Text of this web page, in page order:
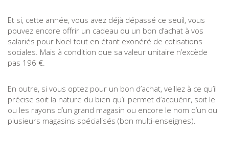
Et si, cette année, vous avez déjà dépassé ce seuil, vous
pouvez encore offrir un cadeau ou un bon d’achat à vos
salariés pour Noël tout en étant exonéré de cotisations
sociales. Mais à condition que sa valeur unitaire n’excède
pas 196 €.
En outre, si vous optez pour un bon d’achat, veillez à ce qu’il
précise soit la nature du bien qu’il permet d’acquérir, soit le
ou les rayons d’un grand magasin ou encore le nom d’un ou
plusieurs magasins spécialisés (bon multi-enseignes).